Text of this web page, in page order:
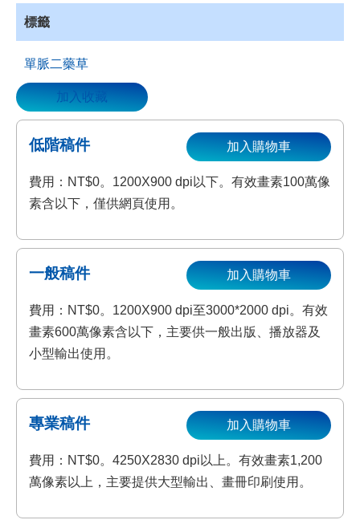
標籤
單脈二藥草
加入收藏
低階稿件
費用：NT$0。1200X900 dpi以下。有效畫素100萬像
素含以下，僅供網頁使用。
加入購物車
一般稿件
費用：NT$0。1200X900 dpi至3000*2000 dpi。有效
畫素600萬像素含以下，主要供一般出版、播放器及
小型輸出使用。
加入購物車
專業稿件
費用：NT$0。4250X2830 dpi以上。有效畫素1,200
萬像素以上，主要提供大型輸出、畫冊印刷使用。
加入購物車